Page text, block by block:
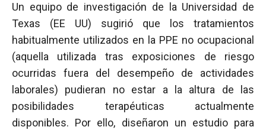
Un equipo de investigación de la Universidad de
Texas (EE UU) sugirió que los tratamientos
habitualmente utilizados en la PPE no ocupacional
(aquella utilizada tras exposiciones de riesgo
ocurridas fuera del desempeño de actividades
laborales) pudieran no estar a la altura de las
posibilidades terapéuticas actualmente
disponibles. Por ello, diseñaron un estudio para